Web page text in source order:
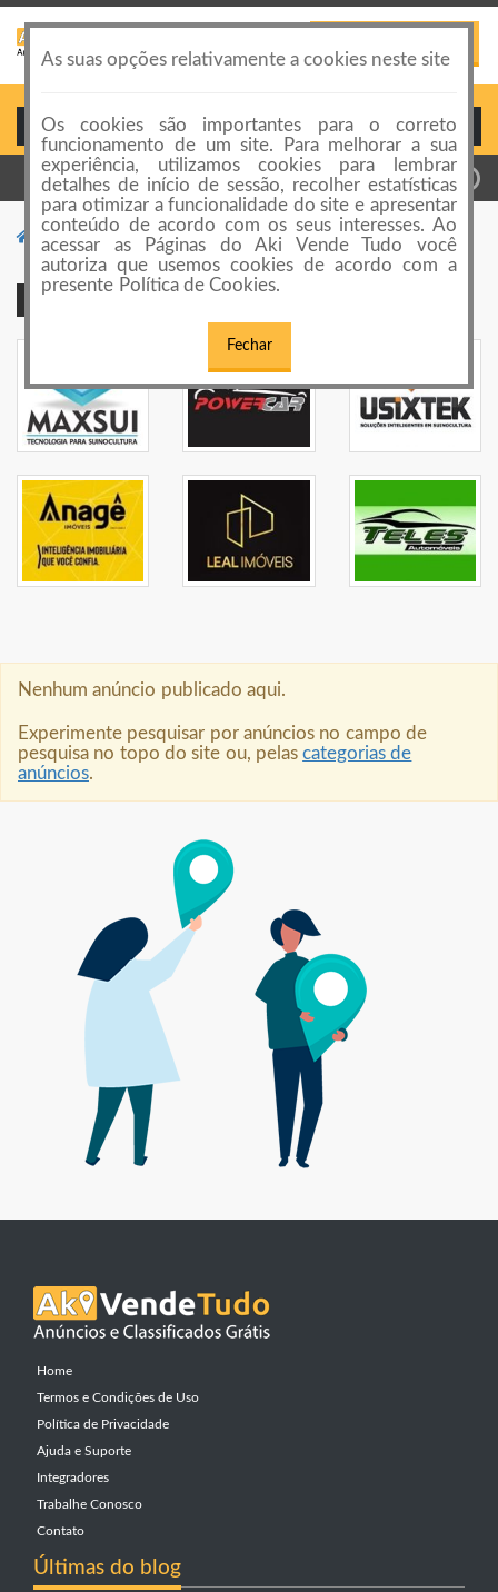
navigation
Login ou Cadastro
Suplementos Vitaminas
Nenhum anúncio publicado aqui.
Experimente pesquisar por anúncios no campo de
pesquisa no topo do site ou, pelascategorias de
anúncios.
Home
Termos e Condições de Uso
Política de Privacidade
Ajuda e Suporte
Integradores
Trabalhe Conosco
Contato
Últimas do blog
As suas opções relativamente a cookies neste site
Os cookies são importantes para o correto
funcionamento de um site. Para melhorar a sua
experiência, utilizamos cookies para lembrar
detalhes de início de sessão, recolher estatísticas
para otimizar a funcionalidade do site e apresentar
conteúdo de acordo com os seus interesses. Ao
acessar as Páginas do Aki Vende Tudo você
autoriza que usemos cookies de acordo com a
presente Política de Cookies.
Fechar